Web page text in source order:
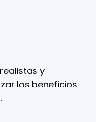
y
los beneficios